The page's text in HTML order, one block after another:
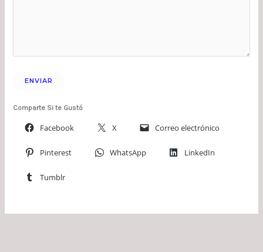
Comparte Si te Gustó
Facebook X Correo electrónico
Pinterest WhatsApp LinkedIn
Tumblr